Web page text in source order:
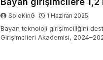
SoleKinG 1 Haziran 2025
Bayan teknoloji girişimciliğini
Girişimcileri Akademisi,